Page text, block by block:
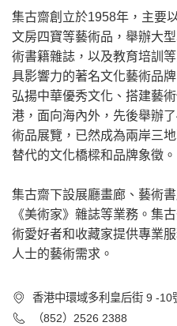
集古齋創立於1958年，主要
文房四寶等藝術品，舉辦大
術書籍雜誌，以及教育培訓
具影響力的著名文化藝術品
弘揚中華優秀文化、搭建藝
港，面向海內外，先後舉辦
術品展覽，已然成為兩岸三
替代的文化橋樑和品牌象徵。
集古齋下設展廳畫廊、藝術
《美術家》雜誌等業務。集
術愛好者和收藏家提供專業
人士的藝術需求。
香港中環域多利皇后街 9 -10
（852）2526 2388